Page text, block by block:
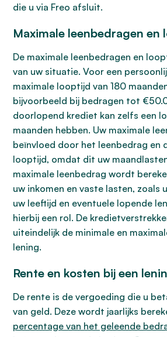
die u via Freo afsluit.
Maximale leenbedragen en
De maximale leenbedragen en
van uw situatie. Voor een
maximale looptijd van 180
bijvoorbeeld bij bedragen tot
doorlopend krediet kan zelfs een
maanden hebben. Uw maximale
beïnvloed door het leenbedrag en
looptijd, omdat dit uw
maximale leenbedrag wordt
uw inkomen en vaste lasten, zoals
uw leeftijd en eventuele lopende
hierbij een rol. De
uiteindelijk de minimale en
lening.
Rente en kosten bij een
De rente is de vergoeding die u
van geld. Deze wordt jaarlijks
percentage van het geleende